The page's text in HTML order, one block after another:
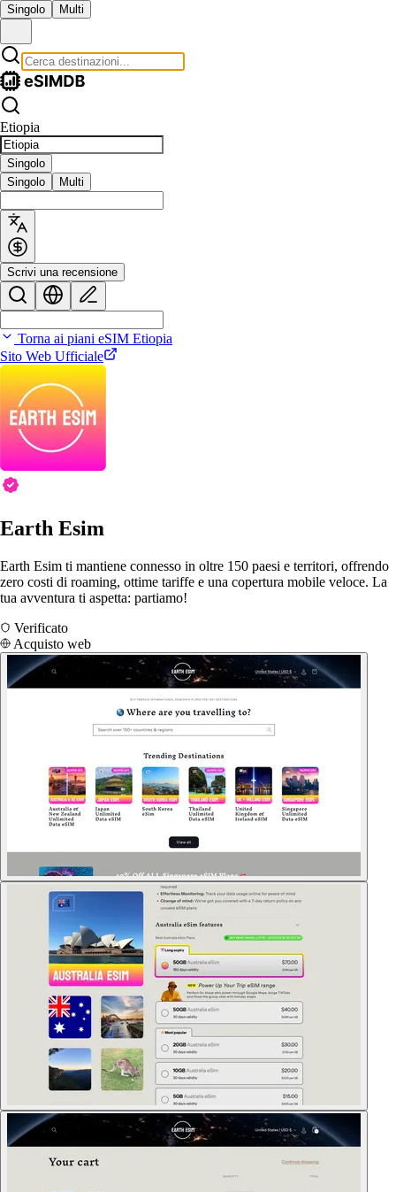
Singolo Multi
Etiopia
Singolo
Singolo
Multi
Scrivi una recensione
Torna ai piani eSIM Etiopia
Sito Web Ufficiale
Earth Esim
Earth Esim ti mantiene connesso in oltre 150 paesi e territori, offrendo
zero costi di roaming, ottime tariffe e una copertura mobile veloce. La
tua avventura ti aspetta: partiamo!
Verificato
Acquisto web